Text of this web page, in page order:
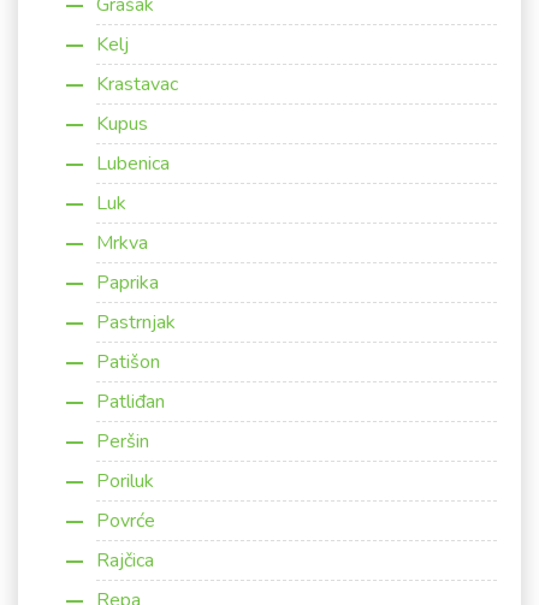
Kelj
Krastavac
Kupus
Lubenica
Luk
Mrkva
Paprika
Pastrnjak
Patišon
Patliđan
Peršin
Poriluk
Povrće
Rajčica
Repa